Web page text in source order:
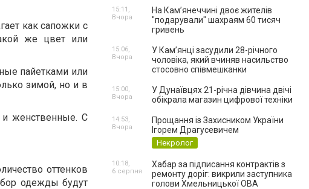
как сапожки с
же цвет или
пайетками или
зимой, но и в
женственные. С
оттенков
одежды будут
На Камʼянеччині двоє жителів
"подарували" шахраям 60 тисяч
гривень
15:11,
Вчора
У Камʼянці засудили 28-річного
чоловіка, який вчиняв насильство
стосовно співмешканки
15:06,
Вчора
У Дунаївцях 21-річна дівчина двічі
обікрала магазин цифрової техніки
15:00,
Вчора
Прощання із Захисником України
Ігорем Драгусевичем
Некролог
14:53,
Вчора
Хабар за підписання контрактів з
ремонту доріг: викрили заступника
голови Хмельницької ОВА
10:18,
6 серпня